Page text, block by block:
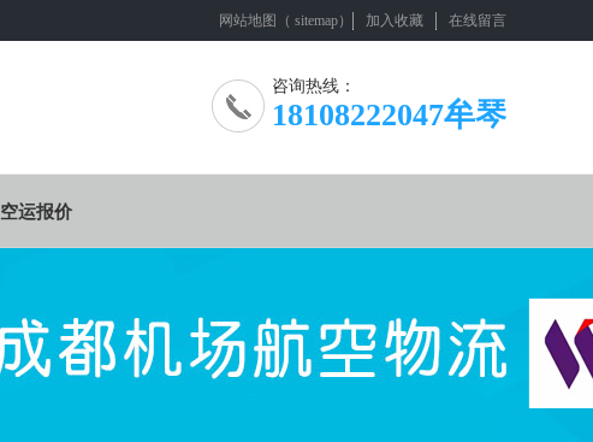
网站地图 （ sitemap） 加入收藏 在线留言
咨询热线：
18108222047牟琴
空运报价